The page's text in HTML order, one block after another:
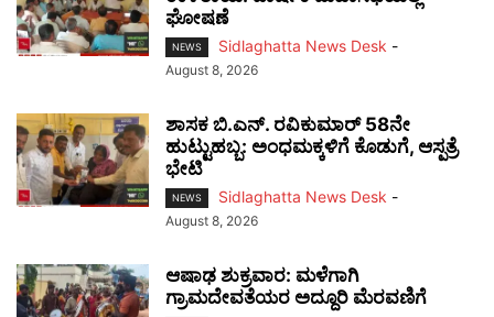
ಘೋಷಣೆ
NEWS Sidlaghatta News Desk -
August 8, 2026
ಶಾಸಕ ಬಿ.ಎನ್. ರವಿಕುಮಾರ್ 58ನೇ
ಹುಟ್ಟುಹಬ್ಬ: ಅಂಧಮಕ್ಕಳಿಗೆ ಕೊಡುಗೆ, ಆಸ್ಪತ್ರೆ
ಭೇಟಿ
NEWS Sidlaghatta News Desk -
August 8, 2026
ಆಷಾಢ ಶುಕ್ರವಾರ: ಮಳೆಗಾಗಿ
ಗ್ರಾಮದೇವತೆಯರ ಅದ್ದೂರಿ ಮೆರವಣಿಗೆ